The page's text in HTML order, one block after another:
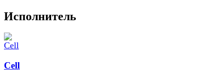
Исполнитель
Cell